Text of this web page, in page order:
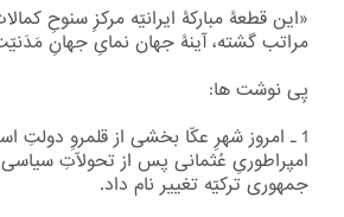
«این قطعۀ مبارکۀ ایرانیّه مرکزِ سنوحِ
مراتب گشته، آینۀ جهان نمایِ جهانِ
پِی نوشت ها:
1 ۔ امروز شهرِ عکّا بخشی از قلمروِ دولتِ
امپراطوریِ عُثمانی پس از تحولّاتِ سیاسی
جمهوری ترکیّه تغییر نام داد.